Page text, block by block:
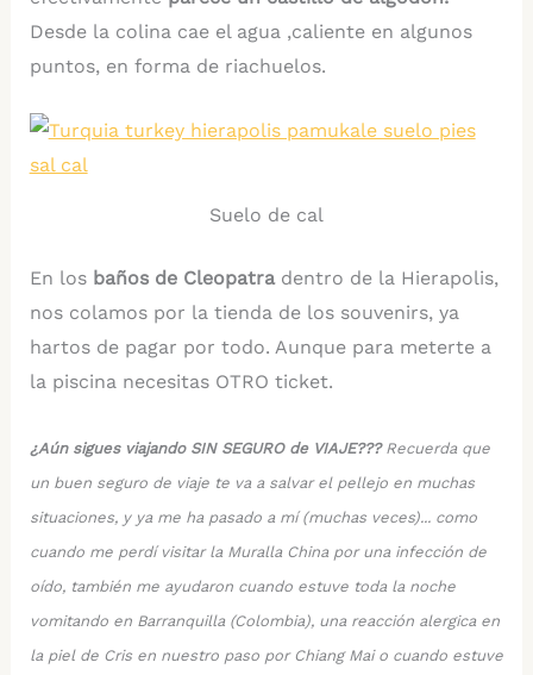
Desde la colina cae el agua ,caliente en algunos
puntos, en forma de riachuelos.
Suelo de cal
En los baños de Cleopatra dentro de la Hierapolis,
nos colamos por la tienda de los souvenirs, ya
hartos de pagar por todo. Aunque para meterte a
la piscina necesitas OTRO ticket.
¿Aún sigues viajando SIN SEGURO de VIAJE???Recuerda que
un buen seguro de viaje te va a salvar el pellejo en muchas
situaciones, y ya me ha pasado a mí (muchas veces)... como
cuando me perdí visitar la Muralla China por una infección de
oído, también me ayudaron cuando estuve toda la noche
vomitando en Barranquilla (Colombia), una reacción alergica en
la piel de Cris en nuestro paso por Chiang Mai o cuando estuve